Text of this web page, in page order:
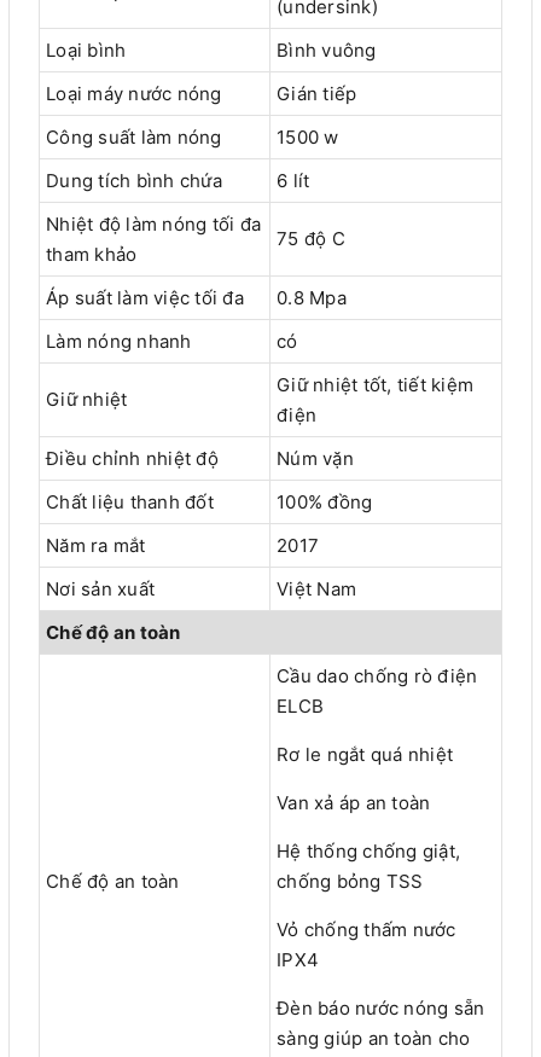
(undersink)
Loại bình
Bình vuông
Loại máy nước nóng
Gián tiếp
Công suất làm nóng
1500 w
Dung tích bình chứa
6 lít
Nhiệt độ làm nóng tối đa
tham khảo
75 độ C
Áp suất làm việc tối đa
0.8 Mpa
Làm nóng nhanh
có
Giữ nhiệt
Giữ nhiệt tốt, tiết kiệm
điện
Điều chỉnh nhiệt độ
Núm vặn
Chất liệu thanh đốt
100% đồng
Năm ra mắt
2017
Nơi sản xuất
Việt Nam
Chế độ an toàn
Chế độ an toàn
Cầu dao chống rò điện
ELCB
Rơ le ngắt quá nhiệt
Van xả áp an toàn
Hệ thống chống giật,
chống bỏng TSS
Vỏ chống thấm nước
IPX4
Đèn báo nước nóng sẵn
sàng giúp an toàn cho